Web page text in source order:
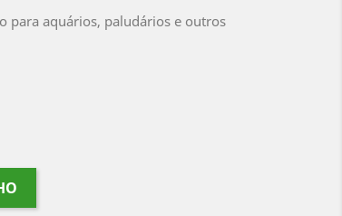
para aquários, paludários e outros